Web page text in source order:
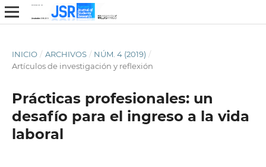
INICIO / ARCHIVOS / NÚM. 4 (2019) /
Artículos de investigación y reflexión
Prácticas profesionales: un
desafío para el ingreso a la vida
laboral